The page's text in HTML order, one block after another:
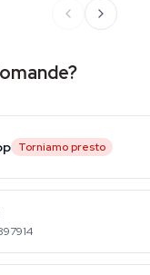
Torniamo presto